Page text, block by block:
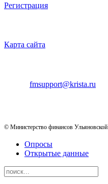
Регистрация
Карта сайта
fmsupport@krista.ru
© Министерство финансов
Опросы
Открытые данные